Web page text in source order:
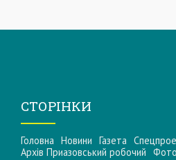
СТОРІНКИ
Головна Новини Газета
Архів Приазовський робочий